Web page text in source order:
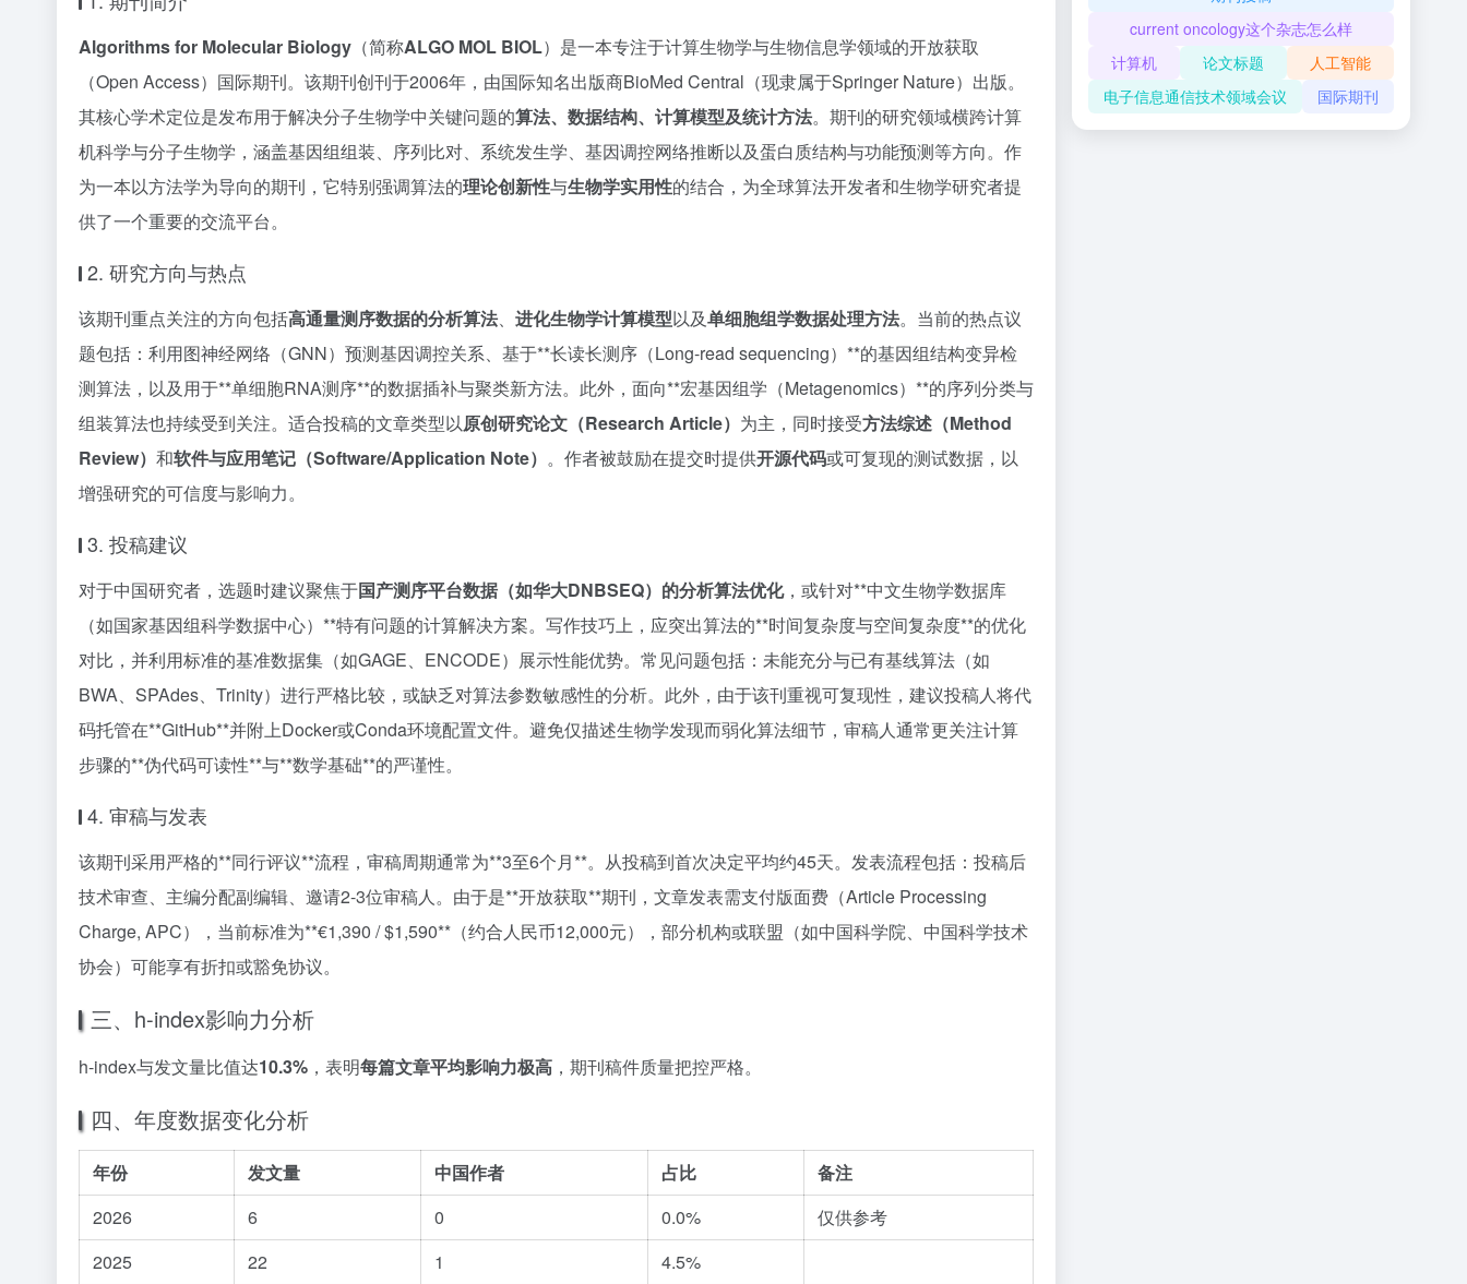
Algorithms for Molecular Biology （简称ALGO MOL BIOL）是一本专注于计算生物学与生物信息学领域的开放获取
（Open Access）国际期刊。该期刊创刊于2006年，由国际知名出版商BioMed Central（现隶属于Springer Nature）出版。
其核心学术定位是发布用于解决分子生物学中关键问题的算法、数据结构、计算模型及统计方法。期刊的研究领域横跨计算
机科学与分子生物学，涵盖基因组组装、序列比对、系统发生学、基因调控网络推断以及蛋白质结构与功能预测等方向。作
为一本以方法学为导向的期刊，它特别强调算法的理论创新性与生物学实用性的结合，为全球算法开发者和生物学研究者提
供了一个重要的交流平台。
2. 研究方向与热点
该期刊重点关注的方向包括高通量测序数据的分析算法、 进化生物学计算模型以及单细胞组学数据处理方法。当前的热点议
题包括：利用图神经网络（GNN）预测基因调控关系、基于**长读长测序（Long-read sequencing）**的基因组结构变异检
测算法，以及用于**单细胞RNA测序**的数据插补与聚类新方法。此外，面向**宏基因组学（Metagenomics）**的序列分类与
组装算法也持续受到关注。适合投稿的文章类型以原创研究论文（Research Article） 为主，同时接受方法综述（Method
Review） 和软件与应用笔记（Software/Application Note） 。作者被鼓励在提交时提供开源代码或可复现的测试数据，以
增强研究的可信度与影响力。
3. 投稿建议
对于中国研究者，选题时建议聚焦于国产测序平台数据（如华大DNBSEQ）的分析算法优化，或针对**中文生物学数据库
（如国家基因组科学数据中心）**特有问题的计算解决方案。写作技巧上，应突出算法的**时间复杂度与空间复杂度**的优化
对比，并利用标准的基准数据集（如GAGE、ENCODE）展示性能优势。常见问题包括：未能充分与已有基线算法（如
BWA、SPAdes、Trinity）进行严格比较，或缺乏对算法参数敏感性的分析。此外，由于该刊重视可复现性，建议投稿人将代
码托管在**GitHub**并附上Docker或Conda环境配置文件。避免仅描述生物学发现而弱化算法细节，审稿人通常更关注计算
步骤的**伪代码可读性**与**数学基础**的严谨性。
4. 审稿与发表
该期刊采用严格的**同行评议**流程，审稿周期通常为**3至6个月**。从投稿到首次决定平均约45天。发表流程包括：投稿后
技术审查、主编分配副编辑、邀请2-3位审稿人。由于是**开放获取**期刊，文章发表需支付版面费（Article Processing
Charge, APC），当前标准为**€1,390 / $1,590**（约合人民币12,000元），部分机构或联盟（如中国科学院、中国科学技术
协会）可能享有折扣或豁免协议。
三、h-index影响力分析
h-index与发文量比值达10.3% ，表明每篇文章平均影响力极高 ，期刊稿件质量把控严格。
四、年度数据变化分析
年份 发文量 中国作者 占比
备注
2026
6 0 0.0%
仅供参考
2025
22 1
4.5%
current oncology这个杂志怎么样
计算机
论文标题
人工智能
电子信息通信技术领域会议
国际期刊